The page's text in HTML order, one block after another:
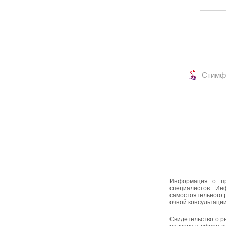
Информация о
специалистов.
очной
Свидетельство о